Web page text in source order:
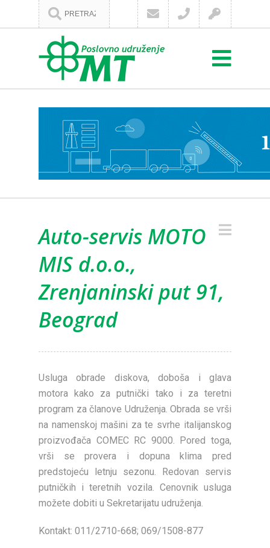
Auto-servis MOTO
MIS d.o.o.,
Zrenjaninski put 91,
Beograd
Usluga obrade diskova, doboša i glava
motora kako za putnički tako i za teretni
program za članove Udruženja. Obrada se vrši
na namenskoj mašini za te svrhe italijanskog
proizvođača COMEC RC 9000. Pored toga,
vrši se provera i dopuna klima pred
predstojeću letnju sezonu. Redovan servis
putničkih i teretnih vozila. Cenovnik usluga
možete dobiti u Sekretarijatu udruženja.
Kontakt: 011/2710-668; 069/1508-877